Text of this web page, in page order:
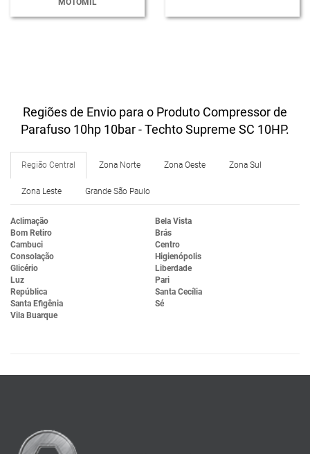
Regiões de Envio para o Produto Compressor de
Parafuso 10hp 10bar - Techto Supreme SC 10HP.
Região Central Zona Norte Zona Oeste Zona Sul
Zona Leste Grande São Paulo
Aclimação
Bela Vista
Bom Retiro
Brás
Cambuci
Centro
Consolação
Higienópolis
Glicério
Liberdade
Luz
Pari
República
Santa Cecília
Santa Efigênia
Sé
Vila Buarque